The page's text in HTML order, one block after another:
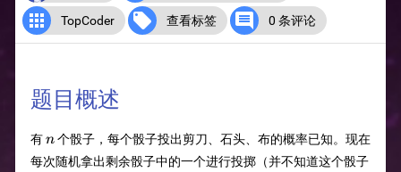
 TopCoder  查看标签  0 条评论
题目概述
有n
n个骰子，每个骰子投出剪刀、石头、布的概率已知。现在
每次随机拿出剩余骰子中的一个进行投掷（并不知道这个骰子